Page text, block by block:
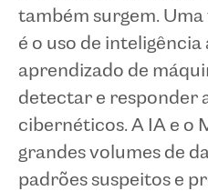
também surgem.
é o uso de
aprendizado de
detectar e responder
cibernéticos. A IA e o
grandes volumes de
padrões suspeitos e